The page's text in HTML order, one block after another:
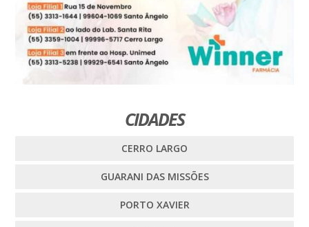
CIDADES
CERRO LARGO
GUARANI DAS MISSÕES
PORTO XAVIER